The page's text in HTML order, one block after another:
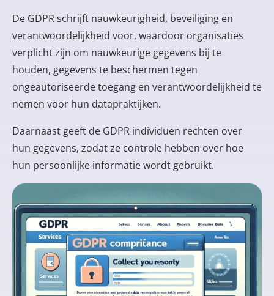
De GDPR schrijft nauwkeurigheid, beveiliging en
verantwoordelijkheid voor, waardoor organisaties
verplicht zijn om nauwkeurige gegevens bij te
houden, gegevens te beschermen tegen
ongeautoriseerde toegang en verantwoordelijkheid te
nemen voor hun datapraktijken.
Daarnaast geeft de GDPR individuen rechten over
hun gegevens, zodat ze controle hebben over hoe
hun persoonlijke informatie wordt gebruikt.